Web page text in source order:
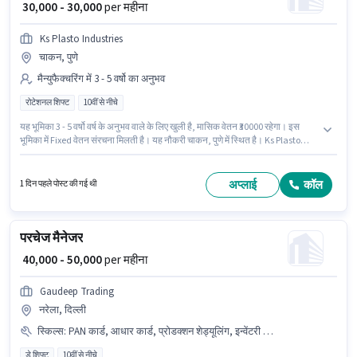
₹ 30,000 - 30,000per महीना
Ks Plasto Industries
चाकन, पुणे
मैन्युफैक्चरिंग में 3 - 5 वर्षो का अनुभव
रोटेशनल शिफ्ट 10वीं से नीचे
यह भूमिका 3 - 5 वर्षो वर्ष के अनुभव वाले के लिए खुली है, मासिक वेतन ₹30000 रहेगा। इस
भूमिका में Fixed वेतन संरचना मिलती है। यह नौकरी चाकन, पुणे में स्थित है। Ks Plasto
फुल टाइम की है, रोटेशनल शिफ्ट के साथ और 6 days working प्रति सप्ताह है।
1 दिन पहले पोस्ट की गई थी अप्लाई कॉल
परचेज मैनेजर
₹ 40,000 - 50,000per महीना
Gaudeep Trading
नरेला, दिल्ली
स्किल्स: PAN कार्ड, आधार कार्ड, प्रोडक्शन शेड्यूलिंग, इन्वेंटरी कंट्रोल/प्लानिंग, मशीन/इक्विपमेंट मैंटेनेंस, मशीन/इक्विपमेंट ऑपरेशन